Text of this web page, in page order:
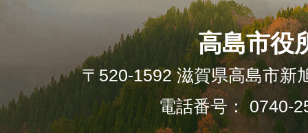
高島市役
〒520-1592 滋賀県高島市新
電話番号： 0740-